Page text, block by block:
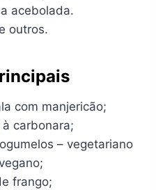
acebolada.
outros.
com manjericão;
carbonara;
– vegetariano
frango;